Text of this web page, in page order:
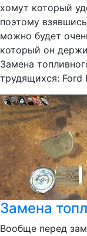
хомут который
поэтому
можно будет
который он
Замена
трудящихся: Ford
Замена
Вообще перед